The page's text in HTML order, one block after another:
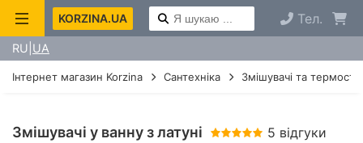
KORZINA.UA Тел.
RU UA
Інтернет магазин Korzina Сантехніка Змішувачі та
Змішувачі у ванну з латуні 5 відгуки